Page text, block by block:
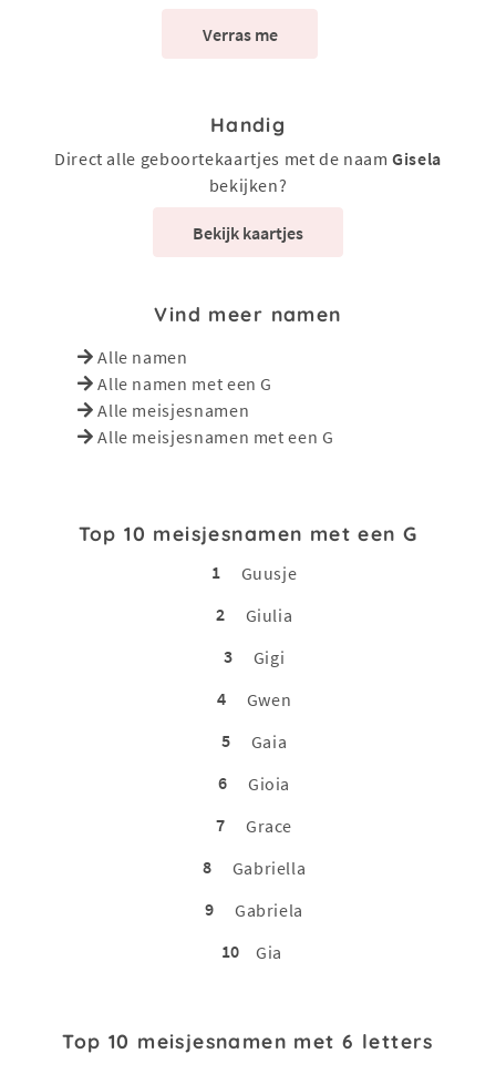
Verras me
Handig
Direct alle geboortekaartjes met de naamGisela
bekijken?
Bekijk kaartjes
Vind meer namen
Alle namen
Alle namen met een G
Alle meisjesnamen
Alle meisjesnamen met een G
Top 10 meisjesnamen met een G
1
Guusje
2
Giulia
3
Gigi
4
Gwen
5
Gaia
6
Gioia
7
Grace
8
Gabriella
9
Gabriela
10
Gia
Top 10 meisjesnamen met 6 letters